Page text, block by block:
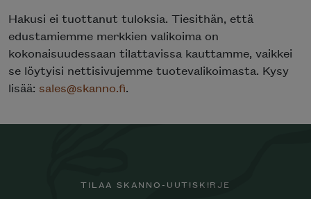
Hakusi ei tuottanut tuloksia. Tiesithän, että
edustamiemme merkkien valikoima on
kokonaisuudessaan tilattavissa kauttamme, vaikkei
se löytyisi nettisivujemme tuotevalikoimasta. Kysy
lisää: sales@skanno.fi.
TILAA SKANNO-UUTISKIRJE